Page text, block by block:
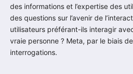
des informations et l’expertise des
des questions sur l’avenir de
utilisateurs préférant-ils interagir
vraie personne ? Meta, par le biais
interrogations.